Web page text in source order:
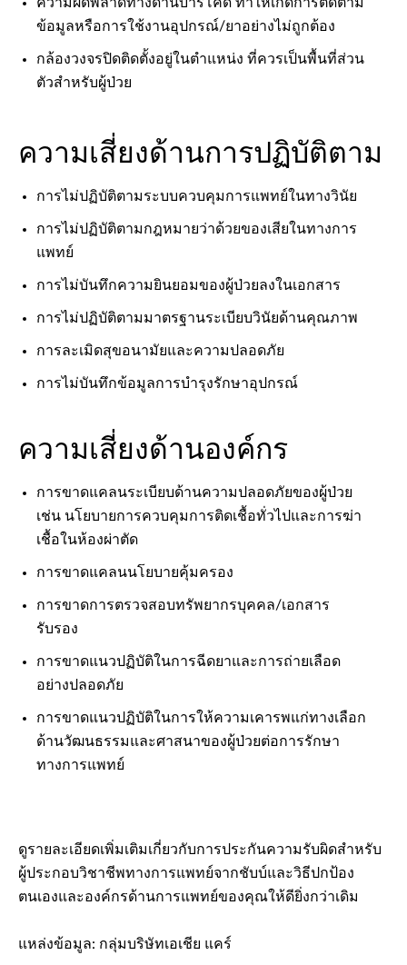
ความผิดพลาดทางด้านบาร์โค้ด ทำให้เกิดการติดตาม
ข้อมูลหรือการใช้งานอุปกรณ์/ยาอย่างไม่ถูกต้อง
กล้องวงจรปิดติดตั้งอยู่ในตำแหน่ง ที่ควรเป็นพื้นที่ส่วน
ตัวสำหรับผู้ป่วย
ความเสี่ยงด้านการปฏิบัติตาม
การไม่ปฏิบัติตามระบบควบคุมการแพทย์ในทางวินัย
การไม่ปฏิบัติตามกฎหมายว่าด้วยของเสียในทางการ
แพทย์
การไม่บันทึกความยินยอมของผู้ป่วยลงในเอกสาร
การไม่ปฏิบัติตามมาตรฐานระเบียบวินัยด้านคุณภาพ
การละเมิดสุขอนามัยและความปลอดภัย
การไม่บันทึกข้อมูลการบำรุงรักษาอุปกรณ์
ความเสี่ยงด้านองค์กร
การขาดแคลนระเบียบด้านความปลอดภัยของผู้ป่วย
เช่น นโยบายการควบคุมการติดเชื้อทั่วไปและการฆ่า
เชื้อในห้องผ่าตัด
การขาดแคลนนโยบายคุ้มครอง
การขาดการตรวจสอบทรัพยากรบุคคล/เอกสาร
รับรอง
การขาดแนวปฏิบัติในการฉีดยาและการถ่ายเลือด
อย่างปลอดภัย
การขาดแนวปฏิบัติในการให้ความเคารพแก่ทางเลือก
ด้านวัฒนธรรมและศาสนาของผู้ป่วยต่อการรักษา
ทางการแพทย์
ดูรายละเอียดเพิ่มเติมเกี่ยวกับการประกันความรับผิดสำหรับ
ผู้ประกอบวิชาชีพทางการแพทย์จากชับบ์และวิธีปกป้อง
ตนเองและองค์กรด้านการแพทย์ของคุณให้ดียิ่งกว่าเดิม
แหล่งข้อมูล: กลุ่มบริษัทเอเชีย แคร์